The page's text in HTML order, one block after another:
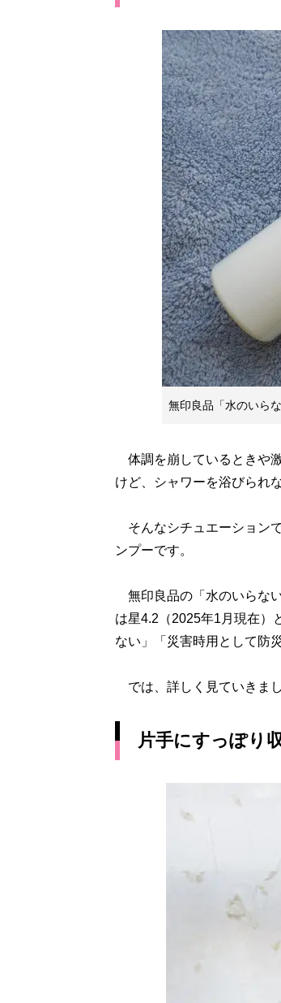
無印良品「水のいら
体調を崩しているときや
けど、シャワーを浴びられ
そんなシチュエーション
ンプーです。
無印良品の「水のいらな
は星4.2（2025年1月現在）
ない」「災害時用として防
では、詳しく見ていきまし
片手にすっぽり